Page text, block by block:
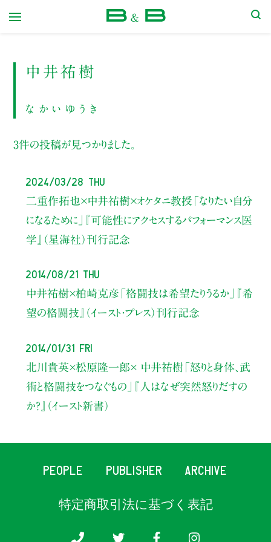
中井祐樹
なかいゆうき
3件の投稿が見つかりました。
2024/03/28 Thu
二重作拓也×中井祐樹×オケタニ教授 「なりたい自分
になるために」
『可能性にアクセスするパフォーマンス医
学』（星海社）刊行記念
2014/08/21 Thu
中井祐樹×柏崎克彦「格闘技は希望たりうるか」『希
望の格闘技』（イースト・プレス）刊行記念
2014/01/31 Fri
北川貴英×松原隆一郎× 中井祐樹「怒りと身体、武
術と格闘技をつなぐもの」『人はなぜ突然怒りだすの
か?』（イースト新書）
PEOPLE PUBLISHER ARCHIVE
特定商取引法に基づく表記